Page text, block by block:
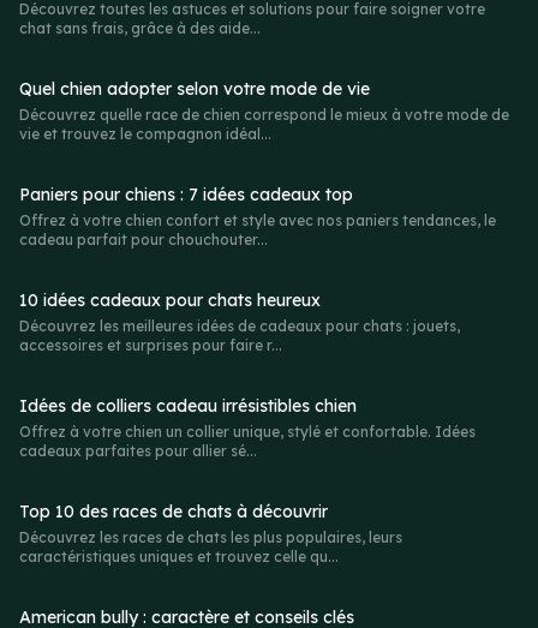
Découvrez toutes les astuces et solutions pour faire soigner votre
chat sans frais, grâce à des aide...
Quel chien adopter selon votre mode de vie
Découvrez quelle race de chien correspond le mieux à votre mode de
vie et trouvez le compagnon idéal...
Paniers pour chiens : 7 idées cadeaux top
Offrez à votre chien confort et style avec nos paniers tendances, le
cadeau parfait pour chouchouter...
10 idées cadeaux pour chats heureux
Découvrez les meilleures idées de cadeaux pour chats : jouets,
accessoires et surprises pour faire r...
Idées de colliers cadeau irrésistibles chien
Offrez à votre chien un collier unique, stylé et confortable. Idées
cadeaux parfaites pour allier sé...
Top 10 des races de chats à découvrir
Découvrez les races de chats les plus populaires, leurs
caractéristiques uniques et trouvez celle qu...
American bully : caractère et conseils clés